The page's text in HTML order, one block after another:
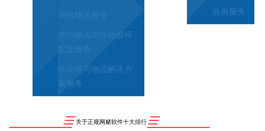
项目物流服务
逆向物流与绿色循环
配套服务
供应链与物流解决方
案服务
会展服务
关于正规网赌软件十大排行